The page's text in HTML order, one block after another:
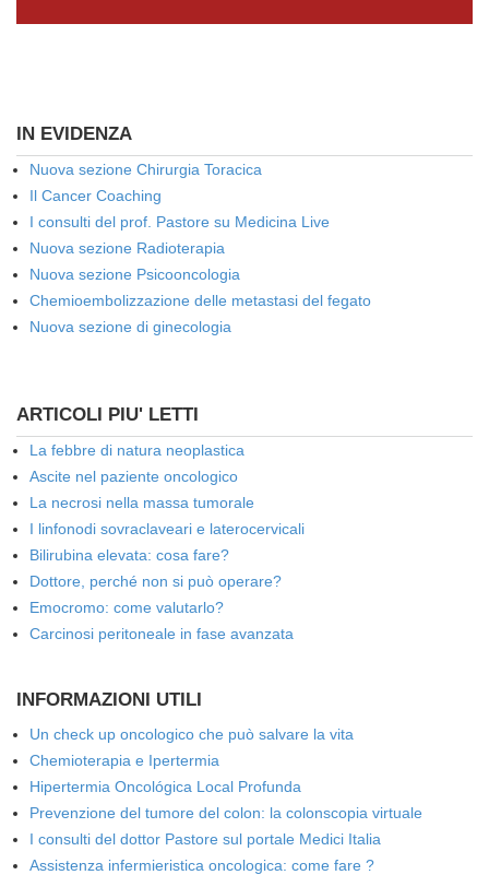
IN EVIDENZA
Nuova sezione Chirurgia Toracica
Il Cancer Coaching
I consulti del prof. Pastore su Medicina Live
Nuova sezione Radioterapia
Nuova sezione Psicooncologia
Chemioembolizzazione delle metastasi del fegato
Nuova sezione di ginecologia
ARTICOLI PIU' LETTI
La febbre di natura neoplastica
Ascite nel paziente oncologico
La necrosi nella massa tumorale
I linfonodi sovraclaveari e laterocervicali
Bilirubina elevata: cosa fare?
Dottore, perché non si può operare?
Emocromo: come valutarlo?
Carcinosi peritoneale in fase avanzata
INFORMAZIONI UTILI
Un check up oncologico che può salvare la vita
Chemioterapia e Ipertermia
Hipertermia Oncológica Local Profunda
Prevenzione del tumore del colon: la colonscopia virtuale
I consulti del dottor Pastore sul portale Medici Italia
Assistenza infermieristica oncologica: come fare ?